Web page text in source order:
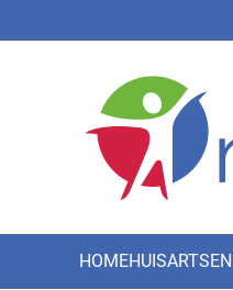
HOMEHUISARTSEN